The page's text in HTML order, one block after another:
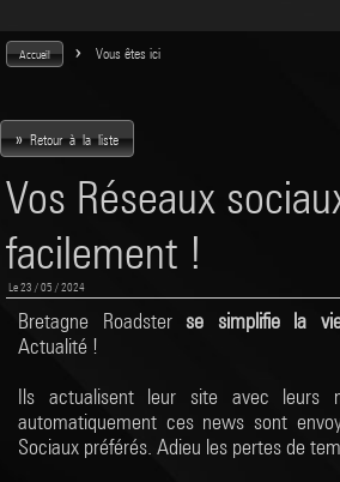
Accueil > Vous êtes ici
»Retour à la liste
Vos Réseaux
facilement !
Le 23 / 05 / 2024
Bretagne Roadster se simplifie la
Actualité !
Ils actualisent leur site avec leurs
automatiquement ces news sont
Sociaux préférés. Adieu les pertes de